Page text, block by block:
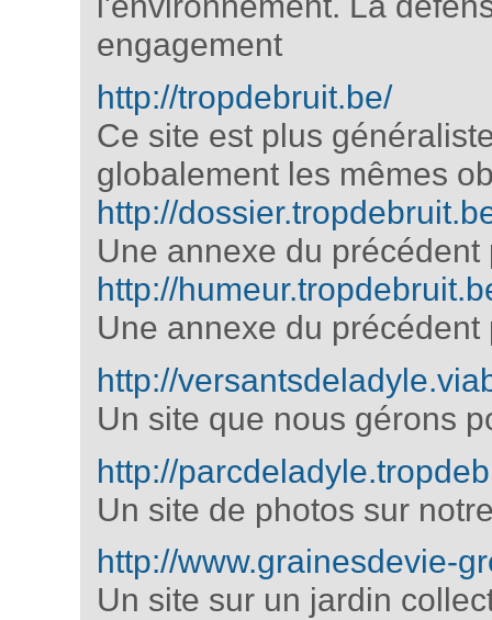
engagement
http://tropdebruit.be/
Ce site est plus
globalement les mêmes
http://
Une annexe du
http://
Une annexe du
http://
Un site que nous gérons
http://
Un site de photos sur
http://www.grainesdevie-
Un site sur un jardin